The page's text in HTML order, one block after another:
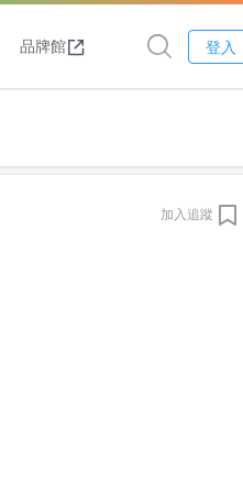
品牌館 登入
加入追蹤